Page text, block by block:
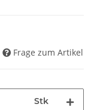
Frage zum Artikel
Stk